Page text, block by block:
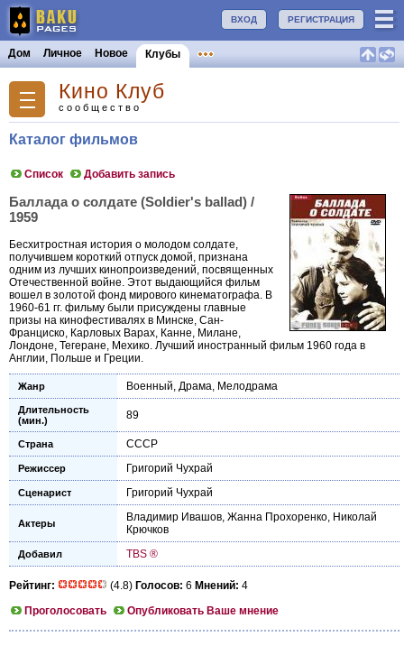
РЕГИСТРАЦИЯ
ВХОД
Дом Личное Новое Клубы
Кино Клуб
сообщество
Каталог фильмов
Список Добавить запись
Баллада о солдате (Soldier's ballad) /
1959
Бесхитростная история о молодом солдате,
получившем короткий отпуск домой, признана
одним из лучших кинопроизведений, посвященных
Отечественной войне. Этот выдающийся фильм
вошел в золотой фонд мирового кинематографа. В
1960-61 гг. фильму были присуждены главные
призы на кинофестивалях в Минске, Сан-
Франциско, Карловых Варах, Канне, Милане,
Лондоне, Тегеране, Мехико. Лучший иностранный фильм 1960 года в
Англии, Польше и Греции.
Жанр Военный, Драма, Мелодрама
Длительность
(мин.)
89
Страна СССР
Режиссер Григорий Чухрай
Сценарист Григорий Чухрай
Актеры Владимир Ивашов, Жанна Прохоренко, Николай
Крючков
Добавил TBS ®
Рейтинг: (4.8) Голосов: 6 Мнений: 4
Проголосовать
Опубликовать Ваше мнение